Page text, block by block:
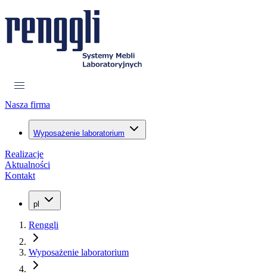
Nasza firma
Wyposażenie laboratorium
Realizacje
Aktualności
Kontakt
pl
Renggli
Wyposażenie laboratorium